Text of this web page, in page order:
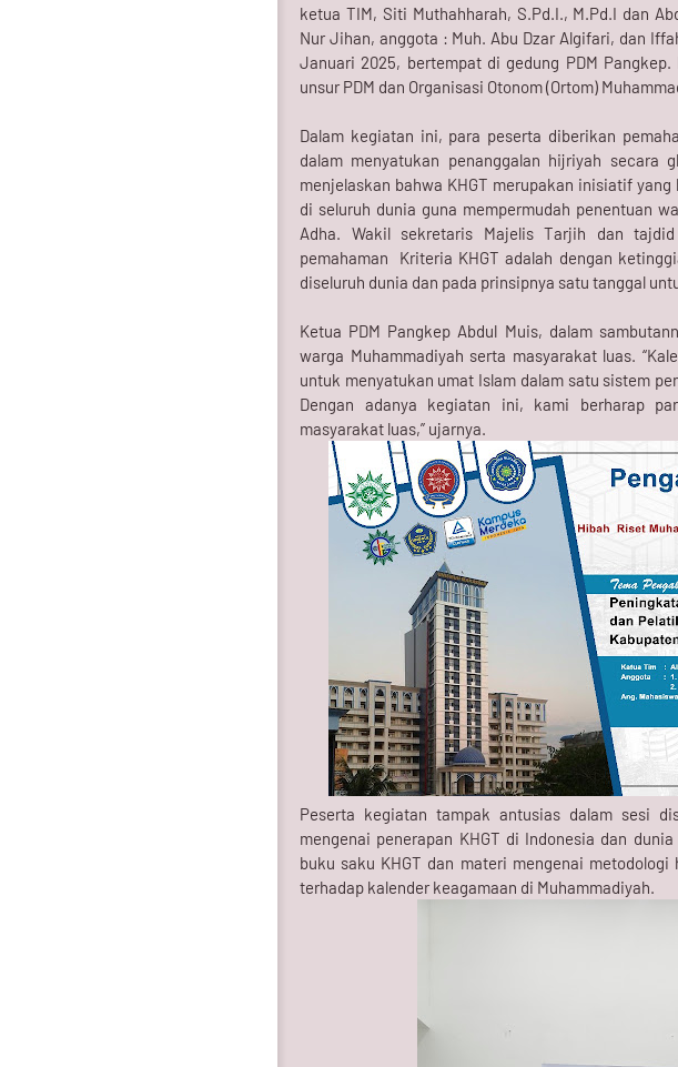
ketua TIM, Siti Muthahharah, S.Pd.I., M.Pd.I dan
Nur Jihan, anggota : Muh. Abu Dzar Algifari, dan
Januari 2025, bertempat di gedung PDM
unsur PDM dan Organisasi Otonom (Ortom)
Dalam kegiatan ini, para peserta diberikan
dalam menyatukan penanggalan hijriyah secara
menjelaskan bahwa KHGT merupakan inisiatif
di seluruh dunia guna mempermudah penentuan
Adha. Wakil sekretaris Majelis Tarjih dan
pemahaman Kriteria KHGT adalah dengan
diseluruh dunia dan pada prinsipnya satu tanggal
Ketua PDM Pangkep Abdul Muis, dalam
warga Muhammadiyah serta masyarakat luas.
untuk menyatukan umat Islam dalam satu sistem
Dengan adanya kegiatan ini, kami berharap
masyarakat luas,” ujarnya.
Peserta kegiatan tampak antusias dalam sesi
mengenai penerapan KHGT di Indonesia dan
buku saku KHGT dan materi mengenai
terhadap kalender keagamaan di Muhammadiyah.